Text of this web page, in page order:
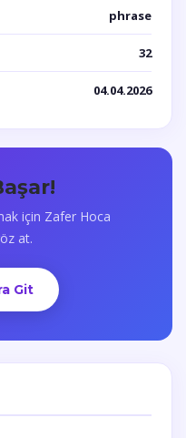
phrase
32
04.04.2026
için Zafer Hoca
at.
Git